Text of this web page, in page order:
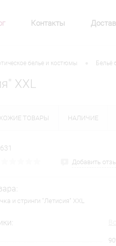
Контакты
белье и костюмы Бельё
XXL
ТОВАРЫ НАЛИЧИЕ
Добавить
и стринги "Летисия" XXL